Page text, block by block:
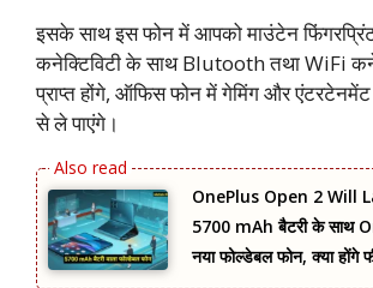
इसके साथ इस फोन में आपको माउंटेन
कनेक्टिविटी के साथ Blutooth तथा WiFi
प्राप्त होंगे, ऑफिस फोन में गेमिंग और
से ले पाएंगे।
OnePlus Open 2 Will
5700 mAh बैटरी के साथ
नया फोल्डेबल फोन, क्या होंगे